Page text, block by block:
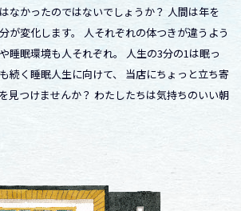
なかったのではないでしょうか？ 人間は年を
が変化します。 人それぞれの体つきが違うよう
睡眠環境も人それぞれ。 人生の3分の1は眠っ
続く睡眠人生に向けて、 当店にちょっと立ち寄
見つけませんか？ わたしたちは気持ちのいい朝